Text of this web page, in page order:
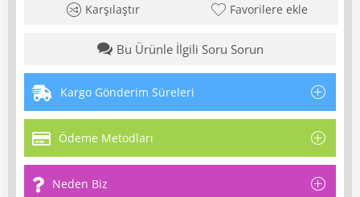
Karşılaştır Favorilere ekle
Bu Ürünle İlgili Soru Sorun
Kargo Gönderim Süreleri
Ödeme Metodları
Neden Biz